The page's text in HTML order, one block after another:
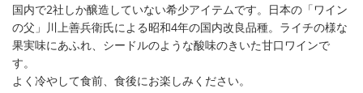
国内で2社しか醸造していない希少アイテムです。日本の「ワイン
の父」川上善兵衛氏による昭和4年の国内改良品種。ライチの様な
果実味にあふれ、シードルのような酸味のきいた甘口ワインで
す。
よく冷やして食前、食後にお楽しみください。